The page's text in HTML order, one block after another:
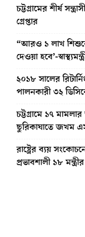
চট্টগ্রামের শীর্ষ
গ্রেপ্তার
“আরও ১ লাখ
দেওয়া হবে’-
২০১৮ সালের
পালনকারী ৩২
চট্টগ্রামে ১৭
ছুরিকাঘাতে জখম
রাষ্ট্রের ব্যয়
প্রভাবশালী ১৮